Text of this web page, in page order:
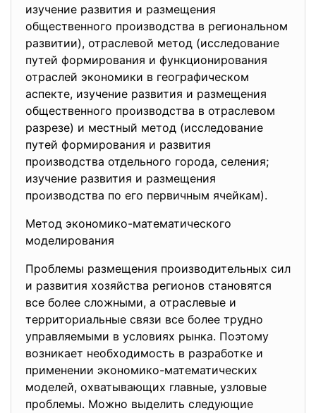
изучение развития и размещения
общественного производства в региональном
развитии), отраслевой метод (исследование
путей формирования и функционирования
отраслей экономики в географическом
аспекте, изучение развития и размещения
общественного производства в отраслевом
разрезе) и местный метод (исследование
путей формирования и развития
производства отдельного города, селения;
изучение развития и размещения
производства по его первичным ячейкам).
Метод экономико-математического
моделирования
Проблемы размещения производительных сил
и развития хозяйства регионов становятся
все более сложными, а отраслевые и
территориальные связи все более трудно
управляемыми в условиях рынка. Поэтому
возникает необходимость в разработке и
применении экономико-математических
моделей, охватывающих главные, узловые
проблемы. Можно выделить следующие